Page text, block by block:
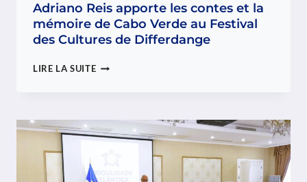
Adriano Reis apporte les contes et la
mémoire de Cabo Verde au Festival
des Cultures de Differdange
LIRE LA SUITEADRIANO
CONTES
ET
DE